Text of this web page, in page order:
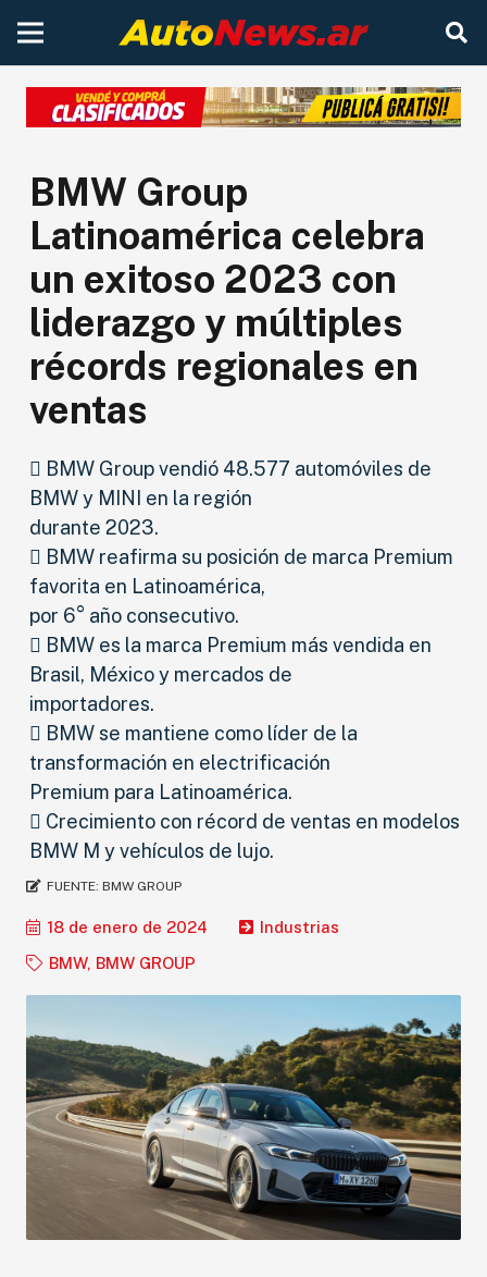
BMW Group
Latinoamérica celebra
un exitoso 2023 con
liderazgo y múltiples
récords regionales en
ventas
 BMW Group vendió 48.577 automóviles de
BMW y MINI en la región
durante 2023.
 BMW reafirma su posición de marca Premium
favorita en Latinoamérica,
por 6° año consecutivo.
 BMW es la marca Premium más vendida en
Brasil, México y mercados de
importadores.
 BMW se mantiene como líder de la
transformación en electrificación
Premium para Latinoamérica.
 Crecimiento con récord de ventas en modelos
BMW M y vehículos de lujo.
FUENTE: BMW GROUP
18 de enero de 2024
Industrias
BMW, BMW GROUP